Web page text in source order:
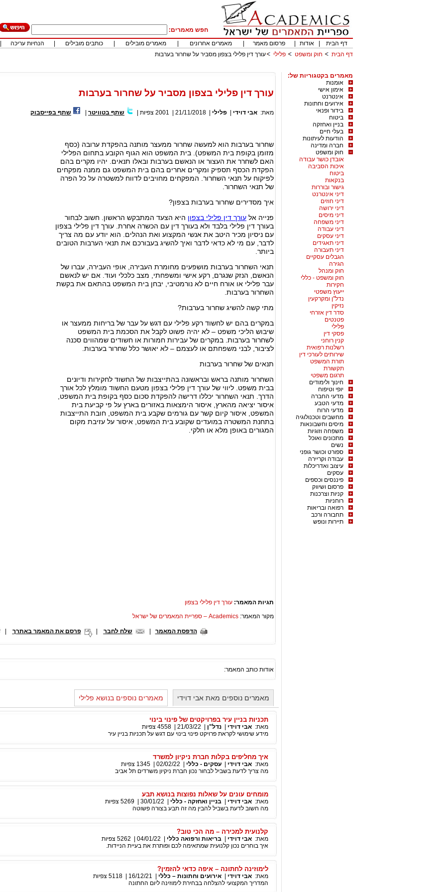
חפש מאמרים:
דף הבית
אודות פרסום מאמר מאמרים אחרונים מאמרים מובילים כותבים מובילים הנחיות עריכה
דף הבית
חוק ומשפט פלילי עורך דין פלילי בצפון מסביר על שחרור בערבות
מאמרים בקטגוריות של:
אומנות
אימון אישי
אינטרנט
אירועים וחתונות
בידור ופנאי
ביטוח
בניין ואחזקה
בעלי חיים
הודעות לעיתונות
חברה ומדינה
חוק ומשפט
אובדן כושר עבודה
איכות הסביבה
ביטוח
בנקאות
גישור ובוררות
דיני אינטרנט
דיני חוזים
דיני ירושה
דיני מיסים
דיני משפחה
דיני עבודה
דיני עסקים
דיני תאגידים
דיני תעבורה
הגבלים עסקיים
הגירה
חוק ומנהל
חוק ומשפט - כללי
חקירות
ייעוץ משפטי
נדל"ן ומקרקעין
נזיקין
סדר דין אזרחי
פטנטים
פלילי
פסקי דין
קנין רוחני
רשלנות רפואית
שירותים לעורכי דין
תורת המשפט
תקשורת
תרגום משפטי
חינוך ולימודים
יופי וטיפוח
מדעי החברה
מדעי הטבע
מדעי הרוח
מחשבים וטכנולוגיה
מיסים וחשבונאות
משפחה וזוגיות
מתכונים ואוכל
נשים
ספורט וכושר גופני
עבודה וקריירה
עיצוב ואדריכלות
עסקים
פיננסים וכספים
פרסום ושיווק
קניות וצרכנות
רוחניות
רפואה ובריאות
תחבורה ורכב
תיירות ונופש
עורך דין פלילי בצפון מסביר על שחרור בערבות
מאת: אבי דוידי פלילי 21/11/2018
2001 צפיות שתף בטוויטר שתף בפייסבוק
שחרור בערבות הוא למעשה שחרור ממעצר מותנה בהפקדת ערובה (כסף
מזומן בקופת בית המשפט). בית המשפט הוא הגוף הקובע בתחום הפלילי
האם לשחרר את העצור או הנאשם בערבות ובאלו תנאים. יהיו מקרים בהם
הפקדת הכסף תספיק ומקרים אחרים בהם בית המשפט גם ממנה מפקחים
לפיקוח על תנאי השחרור. המפקחים מחויבים לדווח למשטרה על כל הפרה
של תנאי השחרור.
איך מסדירים שחרור בערבות בצפון?
פנייה אל עורך דין פלילי בצפון היא הצעד המתבקש הראשון. חשוב לבחור
בעורך דין פלילי בלבד ולא בעורך דין עם הכשרה אחרת. עורך דין פלילי בצפון
עם ניסיון מכיר היטב את אנשי המקצוע ואת הנהלים. הוא יודע עם מה צריך
לדבר, עם מי לא כדאי לדבר ואיך להשיג בעבורכם את תנאי הערבות הטובים
ביותר.
תנאי השחרור בערבות מושפעים מחומרת העבירה, אופי העבירה, עברו של
הנאשם, הנזק שנגרם, רקע אישי ומשפחתי, מצב כלכלי ועוד. אם יש לנאשם
עבר פלילי או אורח חיים לא נורמטיבי, יבחן בית המשפט בהתאם את בקשת
השחרור בערבות.
מתי קשה להשיג שחרור בערבות?
במקרים בהם יש לחשוד רקע פלילי עם דגש על עבר של בריחות ממעצר או
שיבוש הליכי משפט – לא יהיה פשוט לקבל את הסכמת בית המשפט
לשחרור בערבות. במקרים של עבירות חמורות או חשודים שמהווים סכנה
לציבור, לבני משפחתם או לעצמם – לא יאושר כלל שחרור בערבות.
תנאים של שחרור בערבות
השחרור מותנה בראש ובראשונה בהתייצבות של החשוד לחקירות ודיונים
בבית משפט. ליווי של עורך דין פלילי בצפון מטעם החשוד מומלץ לכל אורך
הדרך. תנאי השחרור יכללו דרישה להפקדת סכום כסף בקופת בית המשפט,
איסור יציאה מהארץ, איסור הימצאות באזורים בארץ על פי קביעת בית
המשפט, איסור קיום קשר עם גורמים שקבע בית המשפט, חובת התייצבות
בתחנת המשטרה במועדים שקובע בית המשפט, איסור על עזיבת מקום
המגורים באופן מלא או חלקי.
תגיות המאמר: עורך דין פלילי בצפון
מקור המאמר: Academics – ספריית המאמרים של ישראל
הדפסת המאמר שלח לחבר פרסם את המאמר באתרך |
אודות כותב המאמר:
מאמרים נוספים מאת אבי דוידי מאמרים נוספים בנושא פלילי
תכניות בניין עיר בפרויקטים של פינוי בינוי
מאת: אבי דוידי נדל"ן 21/03/22
4558 צפיות
מידע שימושי לקראת פרויקט פינוי בינוי עם דגש על תכניות בניין עיר
איך מחליפים בקלות חברת ניקיון למשרד
מאת: אבי דוידי עסקים - כללי 02/02/22
1345 צפיות
מה צריך לדעת בשביל לבחור נכון חברת ניקיון משרדים תל אביב
מומחים עונים על שאלות נפוצות בנושא תבע
מאת: אבי דוידי בניין ואחזקה - כללי 30/01/22
5269 צפיות
מה חשוב לדעת בשביל להבין מה זה תבע בצורה פשוטה
קלנועית למכירה – מה הכי טוב?
מאת: אבי דוידי בריאות ורפואה כללי 04/01/22
5262 צפיות
איך בוחרים נכון קלנועית שמתאימה לכם ופותרת את בעיית הניידות.
לימוזינה לחתונה – איפה כדאי להזמין?
מאת: אבי דוידי אירועים וחתונות – כללי 16/12/21
5118 צפיות
המדריך המקצועי להצלחה בבחירת לימוזינה ליום החתונה